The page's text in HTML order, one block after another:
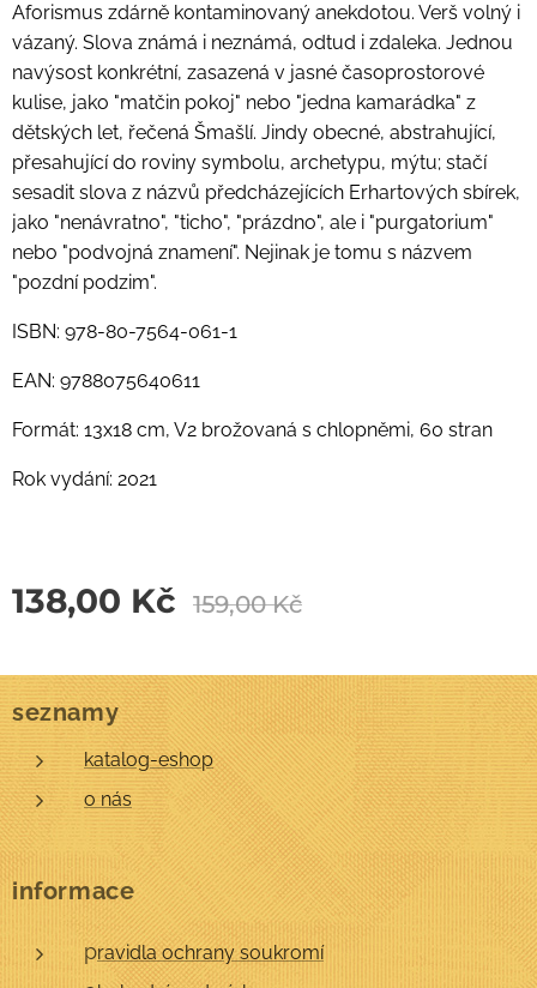
Aforismus zdárně kontaminovaný anekdotou. Verš volný i
vázaný. Slova známá i neznámá, odtud i zdaleka. Jednou
navýsost konkrétní, zasazená v jasné časoprostorové
kulise, jako "matčin pokoj" nebo "jedna kamarádka" z
dětských let, řečená Šmašlí. Jindy obecné, abstrahující,
přesahující do roviny symbolu, archetypu, mýtu; stačí
sesadit slova z názvů předcházejících Erhartových sbírek,
jako "nenávratno", "ticho", "prázdno", ale i "purgatorium"
nebo "podvojná znamení". Nejinak je tomu s názvem
"pozdní podzim".
ISBN: 978-80-7564-061-1
EAN: 9788075640611
Formát: 13x18 cm, V2 brožovaná s chlopněmi, 60 stran
Rok vydání: 2021
138,00 Kč 159,00Kč
seznamy
katalog-eshop
o nás
informace
pravidla ochrany soukromí